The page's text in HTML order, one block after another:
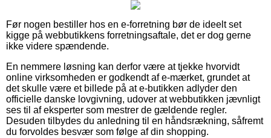
Før nogen bestiller hos en e-forretning bør de ideelt set
kigge på webbutikkens forretningsaftale, det er dog gerne
ikke videre spændende.
En nemmere løsning kan derfor være at tjekke hvorvidt
online virksomheden er godkendt af e-mærket, grundet at
det skulle være et billede på at e-butikken adlyder den
officielle danske lovgivning, udover at webbutikken jævnligt
ses til af eksperter som mestrer de gældende regler.
Desuden tilbydes du anledning til en håndsrækning, såfremt
du forvoldes besvær som følge af din shopping.